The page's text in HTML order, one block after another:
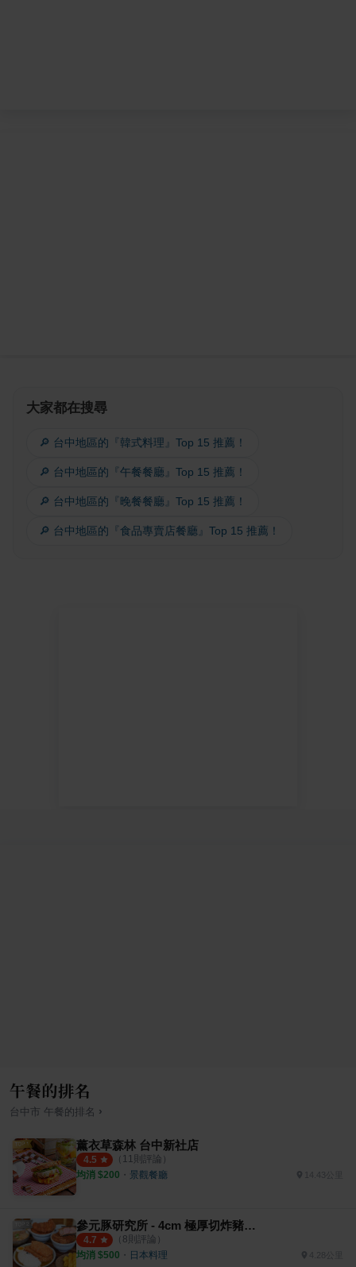
大家都在搜尋
🔎 台中地區的『韓式料理』Top 15 推薦！
🔎 台中地區的『午餐餐廳』Top 15 推薦！
🔎 台中地區的『晚餐餐廳』Top 15 推薦！
🔎 台中地區的『食品專賣店餐廳』Top 15 推薦！
午餐的排名
台中市 午餐的排名 ›
薰衣草森林 台中新社店
4.5 （ 11則評論）
均消 $200 ・ 景觀餐廳 14.43公里
參元豚研究所 - 4cm 極厚切炸豬排專売
4.7 （ 8則評論）
均消 $500 ・ 日本料理 4.28公里